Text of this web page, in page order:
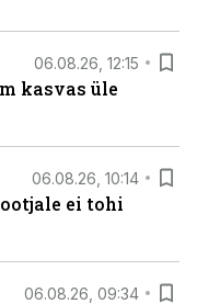
06.08.26, 12:15
kasvas üle
06.08.26, 10:14
ei tohi
06.08.26, 09:34